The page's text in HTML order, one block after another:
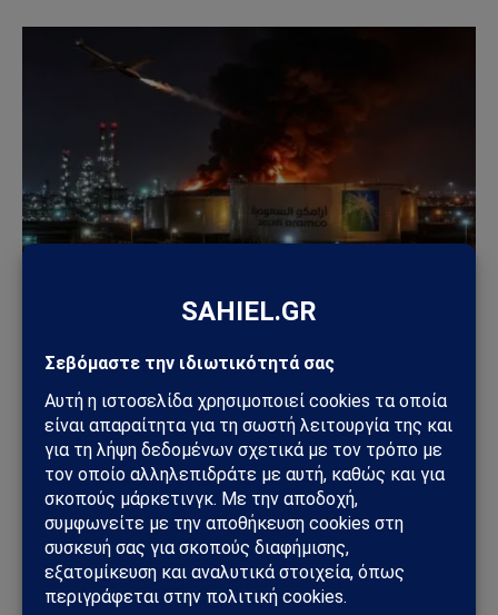
Σαουδικής Αραβίας – Επίθεση με drone στο
διυλιστήριο της Aramco στην Τζαζάν
09/08/2026